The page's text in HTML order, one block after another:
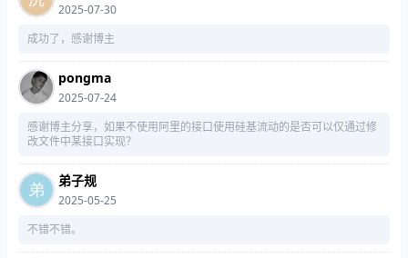
2025-07-30
成功了，感谢博主
pongma
2025-07-24
感谢博主分享，如果不使用阿里的接口使用硅基流动的是否可以仅通过修
改文件中某接口实现？
弟子规
2025-05-25
不错不错。